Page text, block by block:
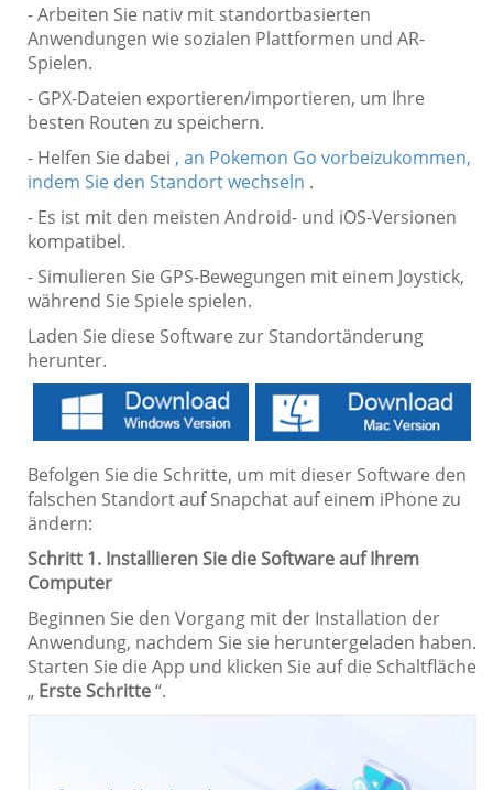
- Arbeiten Sie nativ mit standortbasierten
Anwendungen wie sozialen Plattformen und AR-
Spielen.
- GPX-Dateien exportieren/importieren, um Ihre
besten Routen zu speichern.
- Helfen Sie dabei , an Pokemon Go vorbeizukommen,
indem Sie den Standort wechseln .
- Es ist mit den meisten Android- und iOS-Versionen
kompatibel.
- Simulieren Sie GPS-Bewegungen mit einem Joystick,
während Sie Spiele spielen.
Laden Sie diese Software zur Standortänderung
herunter.
Befolgen Sie die Schritte, um mit dieser Software den
falschen Standort auf Snapchat auf einem iPhone zu
ändern:
Schritt 1. Installieren Sie die Software auf Ihrem
Computer
Beginnen Sie den Vorgang mit der Installation der
Anwendung, nachdem Sie sie heruntergeladen haben.
Starten Sie die App und klicken Sie auf die Schaltfläche
„ Erste Schritte“.